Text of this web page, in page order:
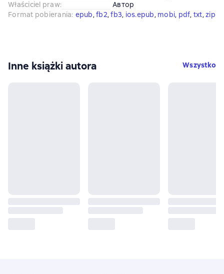
Właściciel praw:
Автор
Format pobierania: epub, fb2, fb3, ios.epub, mobi, pdf, txt, zip
Inne książki autora Wszystko